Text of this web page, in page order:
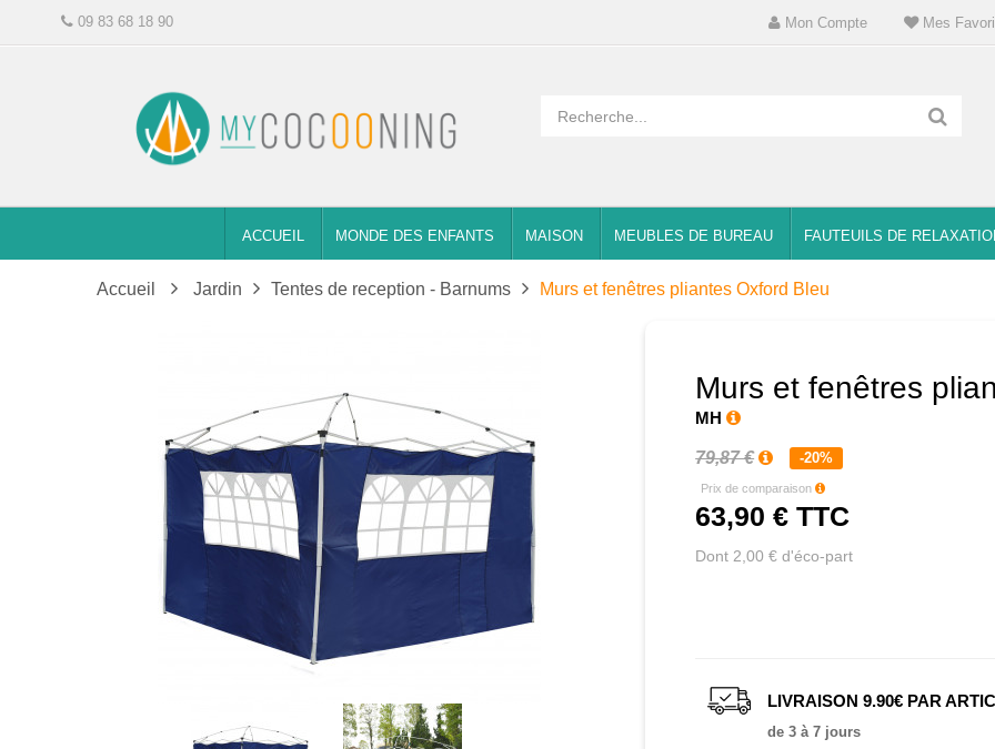
Mon Compte Mes
09 83 68 18 90
ACCUEIL MONDE DES ENFANTS MAISON MEUBLES DE BUREAU FAUTEUILS DE
Accueil Jardin Tentes de reception - Barnums Murs et fenêtres pliantes Oxford Bleu
Murs et fenêtres
MH
79,87 € -20%
Prix de comparaison
63,90 € TTC
Dont 2,00 € d'éco-part
LIVRAISON 9.90€ PAR
de 3 à 7 jours